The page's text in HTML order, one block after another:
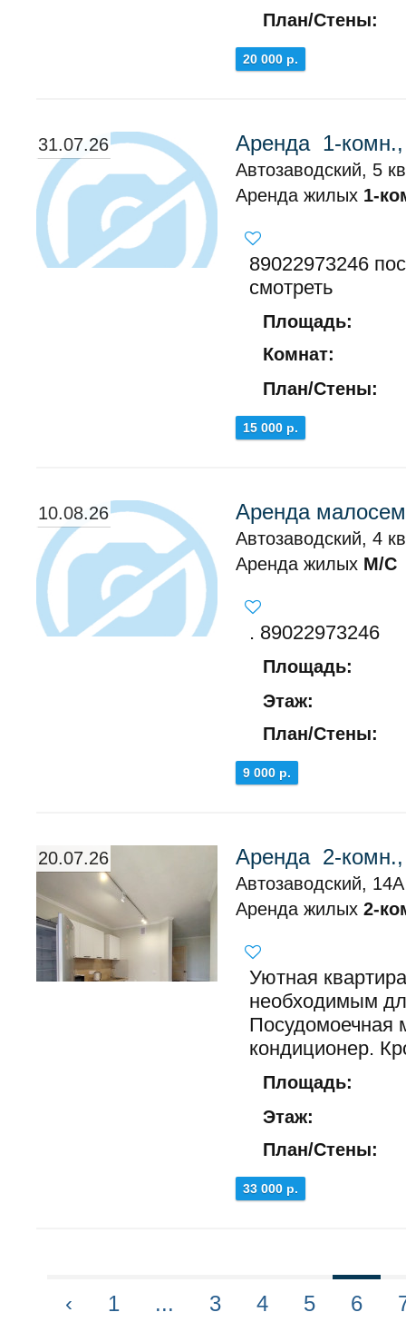
План/Стены:
20 000 р.
31.07.26 Аренда 1-комн.,
Автозаводский, 5
Аренда жилых 1-
89022973246
смотреть
Площадь:
Комнат:
План/Стены:
15 000 р.
10.08.26 Аренда
Автозаводский, 4
Аренда жилых М/С
. 89022973246
Площадь:
Этаж:
План/Стены:
9 000 р.
20.07.26 Аренда 2-комн.,
Автозаводский,
Аренда жилых 2-
Уютная
необходимым
Посудомоечная
кондиционер.
Площадь:
Этаж:
План/Стены:
33 000 р.
‹ 1 ... 3 4 5 6